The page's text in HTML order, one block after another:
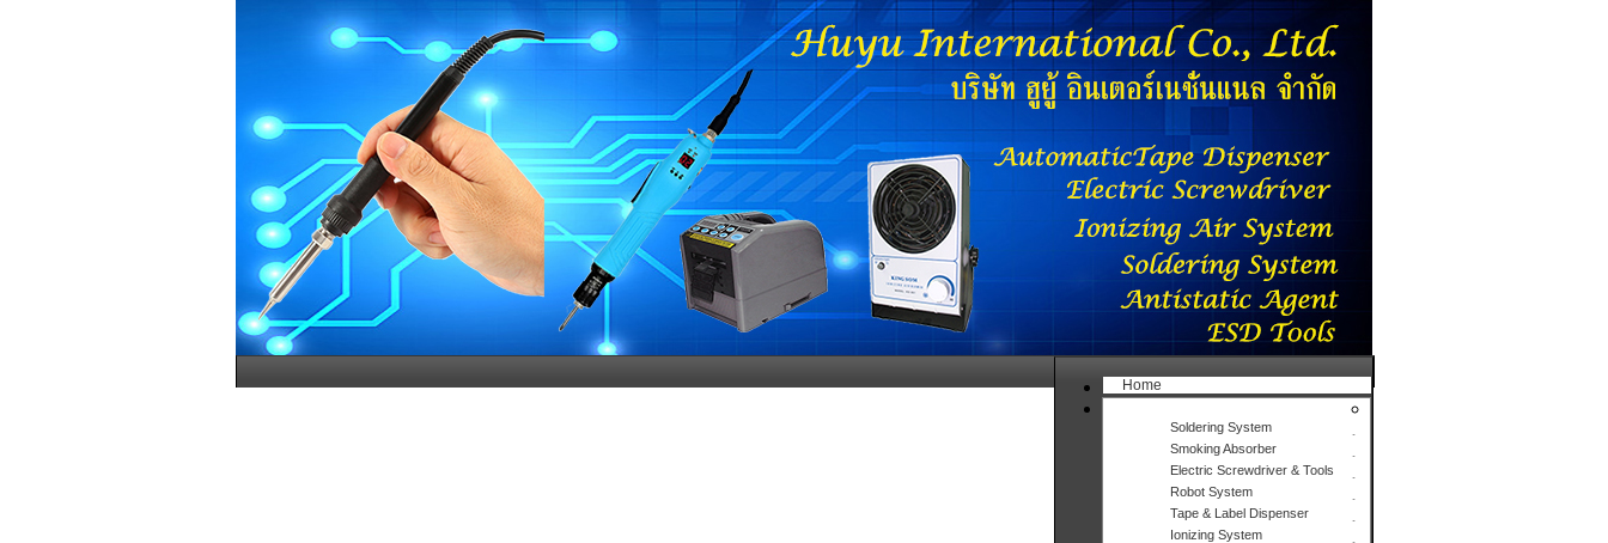
Home
Soldering System
Smoking Absorber
Electric Screwdriver & Tools
Robot System
Tape & Label Dispenser
Ionizing System